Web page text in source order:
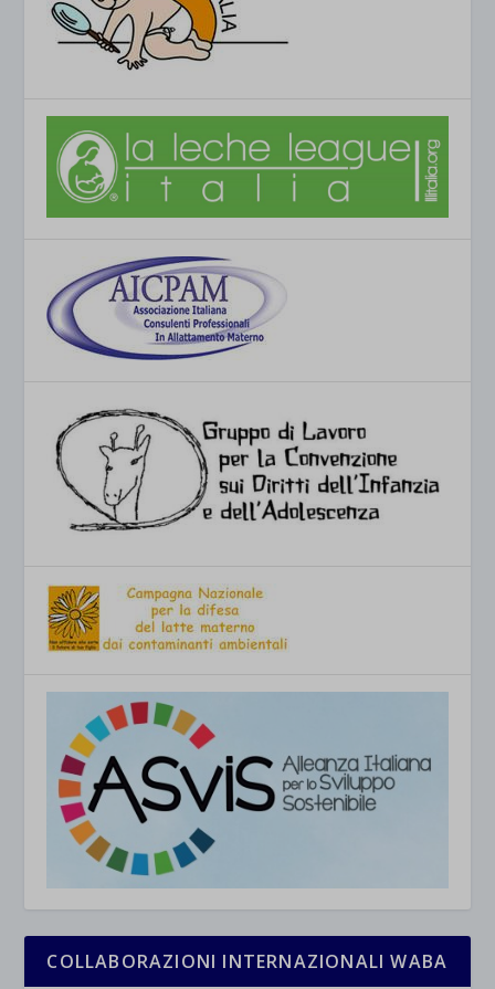
COLLABORAZIONI INTERNAZIONALI WABA